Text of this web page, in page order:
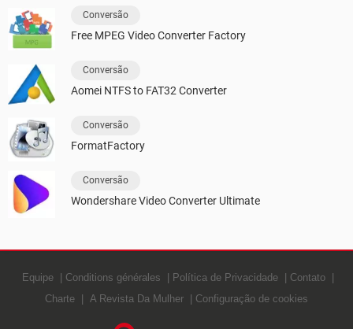
Conversão
Free MPEG Video Converter Factory
Conversão
Aomei NTFS to FAT32 Converter
Conversão
FormatFactory
Conversão
Wondershare Video Converter Ultimate
Equipe Conditions générales Política de Privacidade
Contato
Charte
A Revista Da Mulher Configuração de cookies